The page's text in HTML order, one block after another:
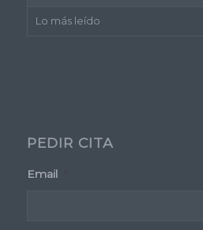
Lo más leído
PEDIR CITA
Email